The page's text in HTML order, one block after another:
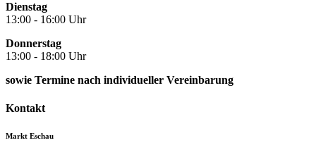
Dienstag
13:00 - 16:00 Uhr
Donnerstag
13:00 - 18:00 Uhr
sowie Termine nach individueller Vereinbarung
Kontakt
Markt Eschau